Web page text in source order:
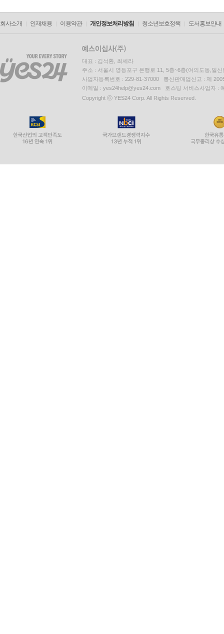
회사소개 인재채용 이용약관 개인정보처리방침 청소년보호정책 도서홍보안내
대표 : 김석환, 최세라
주소 : 서울시 영등포구 은행로 11, 5층~6층(여의도동,일신
사업자등록번호 : 229-81-37000 통신판매업신고 : 제
이메일 : yes24help@yes24.com 호스팅 서비스사업자 :
Copyright ⓒ YES24 Corp. All Rights Reserved.